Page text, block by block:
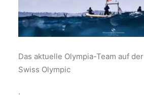
Das aktuelle Olympia-Team auf der
Swiss Olympic
.